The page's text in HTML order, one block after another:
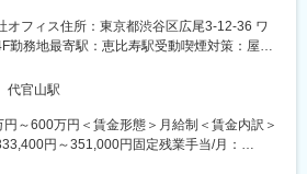
時、困った時にはいつでも同拠点のみなら
輩社員が相談に乗り、そして共に喜びを分か
ため、働きやすい環境で安心して活躍できま
定める業務
年を迎え、全国に150以上のピラティス・ヨ
教育・訪問看護など、心と身体の豊かさを支
展開しています。
上のピラティス・ヨガスタジオを展開し、教
角的な事業を通じて、心と身体の豊かさを支
オフィス住所：東京都渋谷区広尾3-12-36 ワ
勤務地最寄駅：恵比寿駅受動喫煙対策：屋内
：会社の定める事業所
代官山駅
円～600万円＜賃金形態＞月給制＜賃金内訳＞
円～351,000円固定残業手当/月：